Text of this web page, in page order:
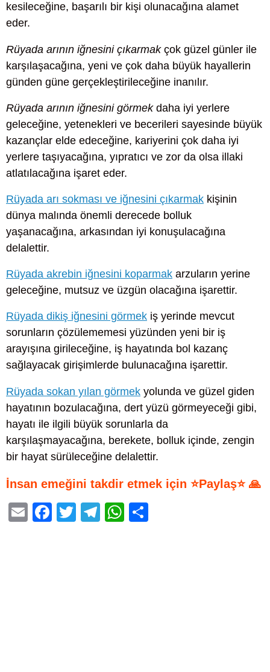
kesileceğine, başarılı bir kişi olunacağına alamet
eder.
Rüyada arının iğnesini çıkarmakçok güzel günler ile
karşılaşacağına, yeni ve çok daha büyük hayallerin
günden güne gerçekleştirileceğine inanılır.
Rüyada arının iğnesini görmekdaha iyi yerlere
geleceğine, yetenekleri ve becerileri sayesinde büyük
kazançlar elde edeceğine, kariyerini çok daha iyi
yerlere taşıyacağına, yıpratıcı ve zor da olsa illaki
atlatılacağına işaret eder.
Rüyada arı sokması ve iğnesini çıkarmak kişinin
dünya malında önemli derecede bolluk
yaşanacağına, arkasından iyi konuşulacağına
delalettir.
Rüyada akrebin iğnesini koparmak arzuların yerine
geleceğine, mutsuz ve üzgün olacağına işarettir.
Rüyada dikiş iğnesini görmek iş yerinde mevcut
sorunların çözülememesi yüzünden yeni bir iş
arayışına girileceğine, iş hayatında bol kazanç
sağlayacak girişimlerde bulunacağına işarettir.
Rüyada sokan yılan görmek yolunda ve güzel giden
hayatının bozulacağına, dert yüzü görmeyeceği gibi,
hayatı ile ilgili büyük sorunlarla da
karşılaşmayacağına, berekete, bolluk içinde, zengin
bir hayat sürüleceğine delalettir.
İnsan emeğini takdir etmek için ⭐Paylaş⭐ 🙏
E
F
T
T
W